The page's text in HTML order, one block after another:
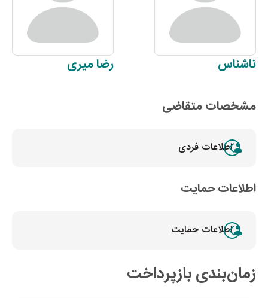
ناشناس رضامیری
مشخصات متقاضی
اطلاعات فردی
اطلاعات حمایت
اطلاعات حمایت
زمان‌بندی بازپرداخت